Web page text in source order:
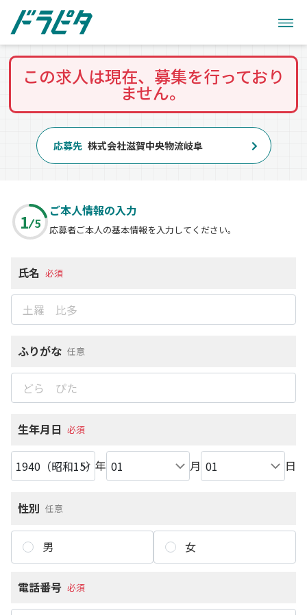
この求人は現在、募集を行っており
ません。
応募先 株式会社滋賀中央物流岐阜
1 5
ご本人情報の入力
応募者ご本人の基本情報を入力してください。
氏名 必須
ふりがな 任意
生年月日 必須
年 月 日
性別 任意
男 女
電話番号 必須